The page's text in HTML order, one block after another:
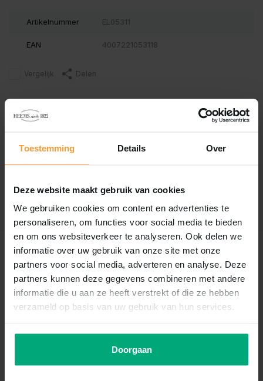
Toestemming Details Over
Deze website maakt gebruik van cookies
We gebruiken cookies om content en advertenties te
personaliseren, om functies voor social media te bieden
en om ons websiteverkeer te analyseren. Ook delen we
informatie over uw gebruik van onze site met onze
partners voor social media, adverteren en analyse. Deze
partners kunnen deze gegevens combineren met andere
informatie die u aan ze heeft verstrekt of die ze hebben
verzameld op basis van uw gebruik van hun services.
Doorgaan
Artikelnummer EL05311
EAN 4007221053118
Vergelijk Delen
Reviews
0/ Based on 0 reviews
Recent bekeken